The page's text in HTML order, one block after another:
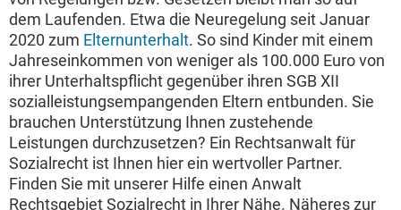
dem Laufenden. Etwa die Neuregelung seit Januar
2020 zum Elternunterhalt. So sind Kinder mit einem
Jahreseinkommen von weniger als 100.000 Euro von
ihrer Unterhaltspflicht gegenüber ihren SGB XII
sozialleistungsempangenden Eltern entbunden. Sie
brauchen Unterstützung Ihnen zustehende
Leistungen durchzusetzen? Ein Rechtsanwalt für
Sozialrecht ist Ihnen hier ein wertvoller Partner.
Finden Sie mit unserer Hilfe einen Anwalt
Rechtsgebiet Sozialrecht in Ihrer Nähe. Näheres zur